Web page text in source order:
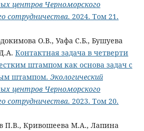
центров Черноморского
сотрудничества. 2024. Том 21.
О.В., Уафа С.Б., Бушуева
Контактная задача в четверти
штампом как основа задач с
штампом. Экологический
центров Черноморского
сотрудничества. 2023. Том 20.
П.В., Кривошеева М.А., Лапина